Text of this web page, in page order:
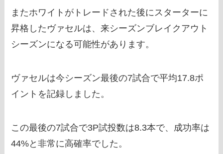
またホワイトがトレードされた後にスターターに
昇格したヴァセルは、来シーズンブレイクアウト
シーズンになる可能性があります。
ヴァセルは今シーズン最後の7試合で平均17.8ポ
イントを記録しました。
この最後の7試合で3P試投数は8.3本で、成功率は
44%と非常に高確率でした。